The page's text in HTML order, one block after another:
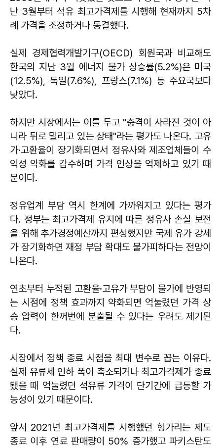
난 3월부터 석유 최고가격제를 시행해 현재까지 5차
례 가격을 조정하거나 동결했다.
실제 경제협력개발기구(OECD) 회원국과 비교해도
한국의 지난 3월 에너지 물가 상승률(5.2%)은 미국
(12.5%), 독일(7.6%), 프랑스(7.1%) 등 주요국보다
낮았다.
하지만 시장에서는 이를 두고 "충격이 사라진 것이 아
니라 뒤로 밀리고 있는 상태"라는 평가도 나온다. 고유
가·고환율이 장기화되면서 정유사와 제조업체들이 수
익성 악화를 감수하며 가격 인상을 억제하고 있기 때
문이다.
정유업계 부담 역시 한계에 가까워지고 있다는 평가
다. 정부는 최고가격제 유지에 따른 정유사 손실 보전
을 위해 추가경정예산까지 편성했지만 국제 유가 강세
가 장기화하면 재정 부담 확대도 불가피하다는 전망이
나온다.
연초부터 누적된 고환율·고유가 부담이 물가에 반영되
는 시점에 정책 효과까지 약화되면 억눌렸던 가격 상
승 압력이 한꺼번에 분출될 수 있다는 우려도 제기된
다.
시장에서 정책 종료 시점을 최대 변수로 꼽는 이유다.
실제 유류세 인하 폭이 축소되거나 최고가격제가 종료
됐을 때 억눌렸던 석유류 가격이 단기간에 급등할 가
능성이 있기 때문이다.
앞서 2021년 최고가격제를 시행했던 헝가리는 제도
종료 이후 연료 판매량이 50% 증가했고 파키스탄도